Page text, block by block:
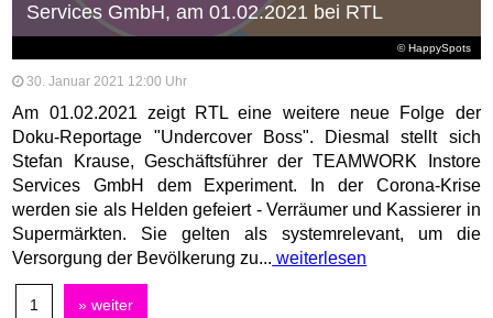
© HappySpots
Services GmbH, am 01.02.2021 bei RTL
30. Januar 2021 12:00 Uhr
Am 01.02.2021 zeigt RTL eine weitere neue Folge der
Doku-Reportage "Undercover Boss". Diesmal stellt sich
Stefan Krause, Geschäftsführer der TEAMWORK Instore
Services GmbH dem Experiment. In der Corona-Krise
werden sie als Helden gefeiert - Verräumer und Kassierer in
Supermärkten. Sie gelten als systemrelevant, um die
Versorgung der Bevölkerung zu... weiterlesen
1 » weiter